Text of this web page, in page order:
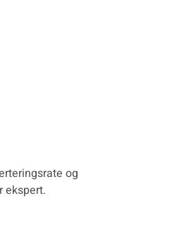
og
ekspert.